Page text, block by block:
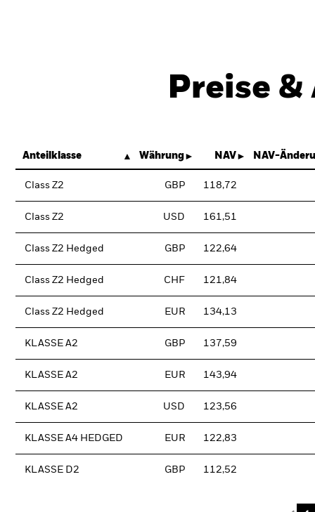
Preise
Anteilklasse Währung NAV NAV-
Class Z2 GBP 118,72
Class Z2 USD 161,51
Class Z2 Hedged GBP 122,64
Class Z2 Hedged CHF 121,84
Class Z2 Hedged EUR 134,13
KLASSE A2 GBP 137,59
KLASSE A2 EUR 143,94
KLASSE A2 USD 123,56
KLASSE A4 HEDGED EUR 122,83
KLASSE D2 GBP 112,52